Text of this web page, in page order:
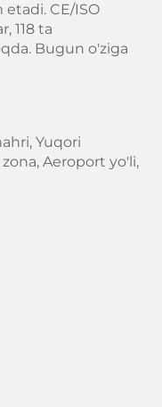
CE/ISO
118 ta
Bugun o'ziga
Yuqori
Aeroport yo'li,